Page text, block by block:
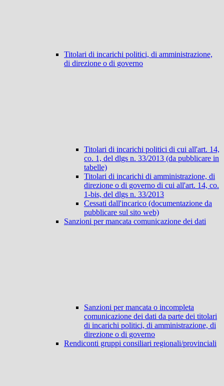
Titolari di incarichi politici, di amministrazione,
di direzione o di governo
Titolari di incarichi politici di cui all'art. 14,
co. 1, del dlgs n. 33/2013 (da pubblicare in
tabelle)
Titolari di incarichi di amministrazione, di
direzione o di governo di cui all'art. 14, co.
1-bis, del dlgs n. 33/2013
Cessati dall'incarico (documentazione da
pubblicare sul sito web)
Sanzioni per mancata comunicazione dei dati
Sanzioni per mancata o incompleta
comunicazione dei dati da parte dei titolari
di incarichi politici, di amministrazione, di
direzione o di governo
Rendiconti gruppi consiliari regionali/provinciali